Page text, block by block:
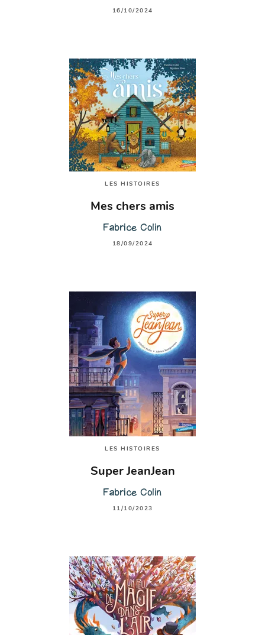
16/10/2024
LES HISTOIRES
Mes chers amis
Fabrice Colin
18/09/2024
LES HISTOIRES
Super JeanJean
Fabrice Colin
11/10/2023